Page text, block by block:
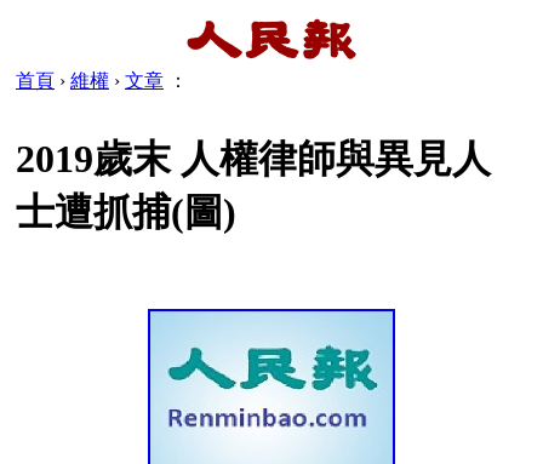
首頁 › 維權 › 文章 ：
2019歲末 人權律師與異見人
士遭抓捕(圖)